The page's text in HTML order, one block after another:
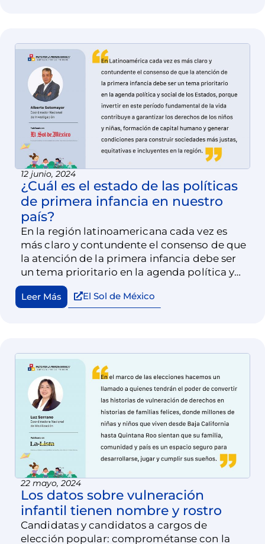
12 junio, 2024
¿Cuál es el estado de las políticas
de primera infancia en nuestro
país?
En la región latinoamericana cada vez es
más claro y contundente el consenso de que
la atención de la primera infancia debe ser
un tema prioritario en la agenda política y
social de los Estados.
Leer Más El Sol de México
22 mayo, 2024
Los datos sobre vulneración
infantil tienen nombre y rostro
Candidatas y candidatos a cargos de
elección popular: comprométanse con la